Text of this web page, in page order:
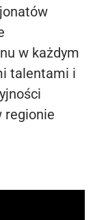
w każdym
talentami i
regionie